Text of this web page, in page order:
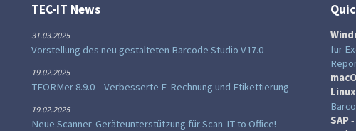
TEC-IT News
31.03.2025
Vorstellung des neu gestalteten Barcode Studio V17.0
19.02.2025
TFORMer 8.9.0 – Verbesserte E-Rechnung und Etikettierung
19.02.2025
Neue Scanner-Geräteunterstützung für Scan-IT to Office!
für
SAP-